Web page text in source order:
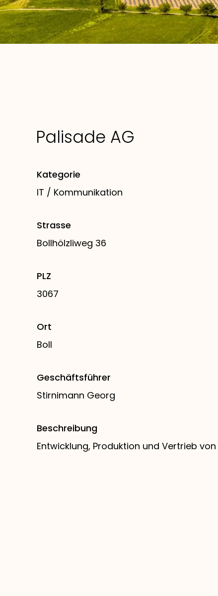
Palisade AG
Kategorie
IT / Kommunikation
Strasse
Bollhölzliweg 36
PLZ
3067
Ort
Boll
Geschäftsführer
Stirnimann Georg
Beschreibung
Entwicklung, Produktion und Vertrieb